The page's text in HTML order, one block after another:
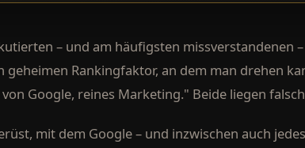
– und am häufigsten missverstandenen –
geheimen Rankingfaktor, an dem man drehen
Google, reines Marketing." Beide liegen
mit dem Google – und inzwischen auch